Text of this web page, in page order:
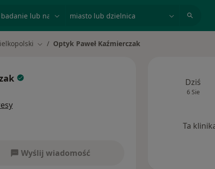
Zmień miasto
Optyk Paweł Kaźmierczak
Wyślij wiadomość
Dziś
6 Sie
Ta